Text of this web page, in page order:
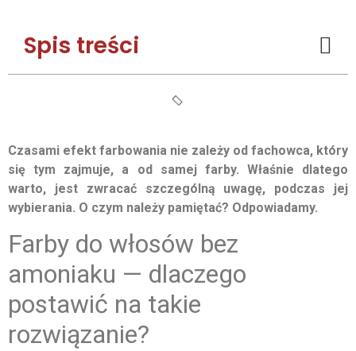
Spis treści
Czasami efekt farbowania nie zależy od fachowca, który
się tym zajmuje, a od samej farby. Właśnie dlatego
warto, jest zwracać szczególną uwagę, podczas jej
wybierania. O czym należy pamiętać? Odpowiadamy.
Farby do włosów bez
amoniaku — dlaczego
postawić na takie
rozwiązanie?